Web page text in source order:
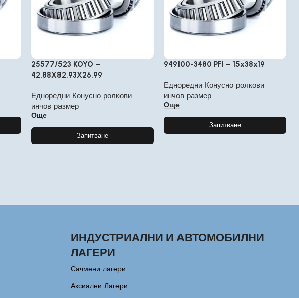
25577/523 KOYO –
42.88X82.93X26.99
Едноредни Конусно ролкови
инчов размер
Още
Запитване
949100-3480 PFI – 15x38x19
Едноредни Конусно ролкови
инчов размер
Още
Запитване
ИНДУСТРИАЛНИ И АВТОМОБИЛНИ
ЛАГЕРИ
Сачмени лагери
Аксиални Лагери